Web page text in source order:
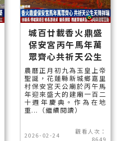
城百廿載香火鼎盛
保安宮丙午馬年萬
眾齊心共祈天公生
農曆正月初九為玉皇上帝
聖誕，花蓮縣新城鄉嘉里
村保安宮天公廟於丙午馬
年迎來盛大的建廟一百二
十週年慶典。作為在地
重...（繼續閱讀）
2026-02-24
觀看人次：
8649